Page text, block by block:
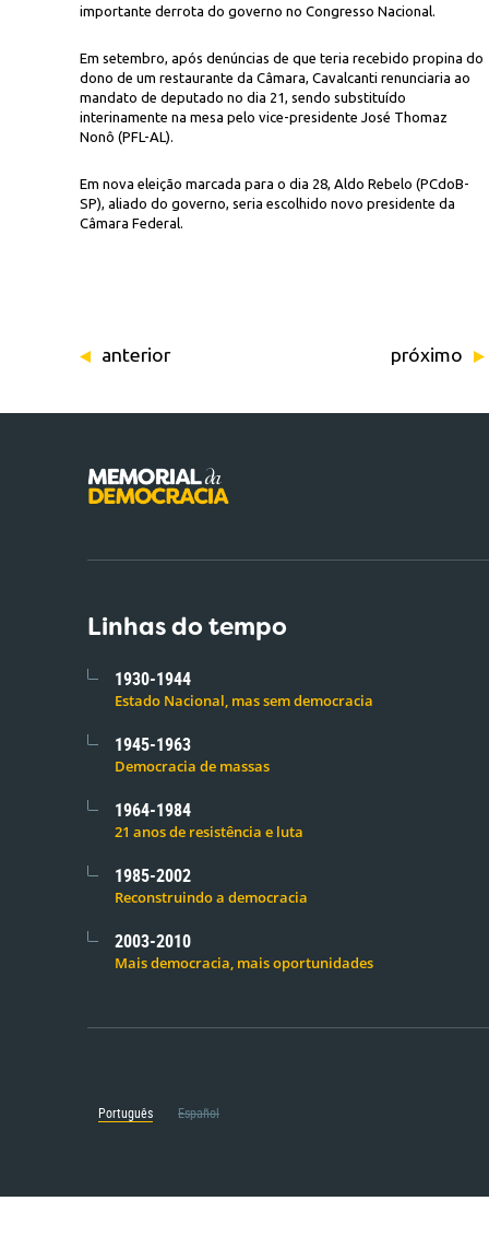
importante derrota do governo no Congresso Nacional.
Em setembro, após denúncias de que teria recebido propina do
dono de um restaurante da Câmara, Cavalcanti renunciaria ao
mandato de deputado no dia 21, sendo substituído
interinamente na mesa pelo vice-presidente José Thomaz
Nonô (PFL-AL).
Em nova eleição marcada para o dia 28, Aldo Rebelo (PCdoB-
SP), aliado do governo, seria escolhido novo presidente da
Câmara Federal.
anterior próximo
Linhas do tempo
1930-1944
Estado Nacional, mas sem democracia
1945-1963
Democracia de massas
1964-1984
21 anos de resistência e luta
1985-2002
Reconstruindo a democracia
2003-2010
Mais democracia, mais oportunidades
Português Español